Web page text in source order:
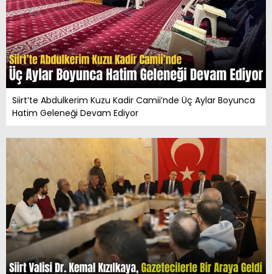
Siirt’te Abdulkerim Kuzu Kadir Camii’nde Üç Aylar Boyunca
Hatim Geleneği Devam Ediyor